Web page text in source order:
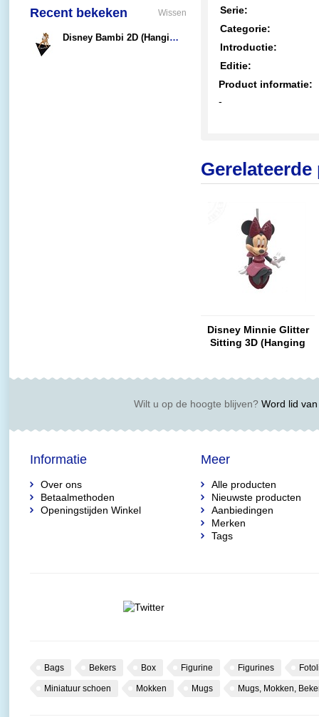
Serie:
Categorie:
Introductie:
Editie:
Product informatie:
-
Disney Minnie Glitter
Sitting 3D (Hanging
Recent bekeken Wissen
Disney Bambi 2D (Hanging Ornament) on base
Wilt u op de hoogte blijven?Word lid van
Informatie
Over ons
Betaalmethoden
Openingstijden Winkel
Meer
Alle producten
Nieuwste producten
Aanbiedingen
Merken
Tags
Bags Bekers Box Figurine Figurines
Miniatuur schoen Mokken Mugs Mugs, Mokken,